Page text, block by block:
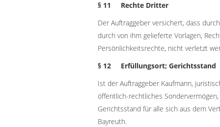
§ 11 Rechte Dritter
Der Auftraggeber versichert, dass
durch von ihm gelieferte Vorlagen,
Persönlichkeitsrechte, nicht verletzt
§ 12 Erfüllungsort; Gerichtsstand
Ist der Auftraggeber Kaufmann,
öffentlich-rechtliches
Gerichtsstand für alle sich aus dem
Bayreuth.